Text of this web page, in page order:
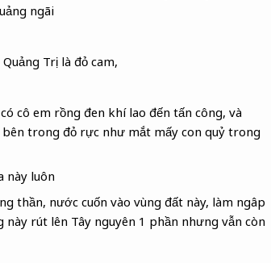
ngãi
Trị là đỏ cam,
cô em rồng đen khí lao đến tấn công, và
trong đỏ rực như mắt mấy con quỷ trong
này luôn
thần, nước cuốn vào vùng đất này, làm ngâp
rút lên Tây nguyên 1 phần nhưng vẫn còn